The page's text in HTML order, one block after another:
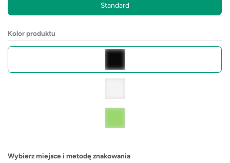
Standard
Kolor produktu
Wybierz miejsce i metodę znakowania